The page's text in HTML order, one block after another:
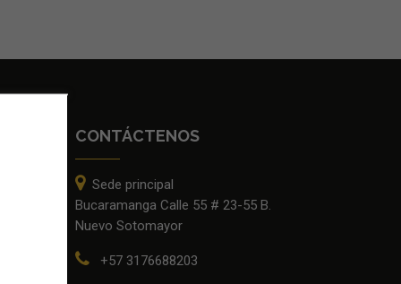
CONTÁCTENOS
Sede principal
Bucaramanga Calle 55 # 23-55 B.
Nuevo Sotomayor
+57 3176688203